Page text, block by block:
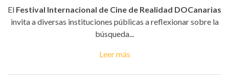
El Festival Internacional de Cine de Realidad DOCanarias
invita a diversas instituciones públicas a reflexionar sobre la
búsqueda...
Leer más